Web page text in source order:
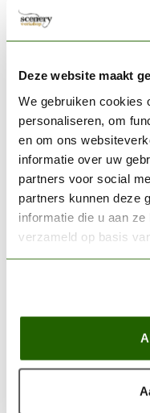
Deze website maakt
We gebruiken cookies
personaliseren, om
en om ons
informatie over uw
partners voor social
partners kunnen deze
informatie die u aan
verzameld op basis
AK
AK11001
Op voorraad
AK
Metallic
17ml -
Op voorraad
AK
Op voorraad